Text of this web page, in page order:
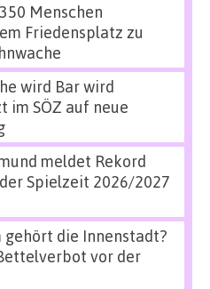
Menschen
Friedensplatz zu
wird Bar wird
im SÖZ auf neue
meldet Rekord
Spielzeit 2026/2027
gehört die Innenstadt?
vor der